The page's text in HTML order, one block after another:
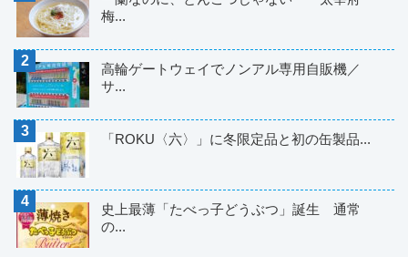
梅...
高輪ゲートウェイでノンアル専用自販機／
サ...
「ROKU〈六〉」に冬限定品と初の缶製品...
史上最薄「たべっ子どうぶつ」誕生 通常
の...